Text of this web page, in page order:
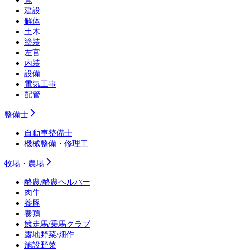
建設
解体
土木
塗装
左官
内装
設備
電気工事
配管
整備士
自動車整備士
機械整備・修理工
牧場・農場
酪農/酪農ヘルパー
肉牛
養豚
養鶏
競走馬/乗馬クラブ
露地野菜/畑作
施設野菜